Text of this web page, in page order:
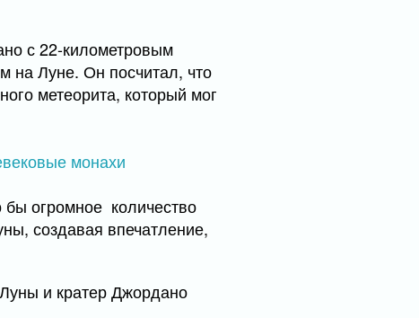
с 22-километровым
Луне. Он посчитал, что
метеорита, который мог
огромное количество
создавая впечатление,
и кратер Джордано